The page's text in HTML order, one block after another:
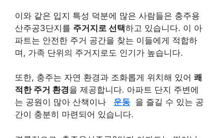
이와 같은 입지 특성 덕분에 많은 사람들은 충주용
산주공3단지를 주거지로 선택하고 있습니다. 이 아
파트는 안전한 주거 공간을 찾는 이들에게 적합하
며, 가족 단위의 주거지로도 인기가 높습니다.
또한, 충주는 자연 환경과 조화롭게 위치해 있어 쾌
적한 주거 환경을 제공합니다. 아파트 단지 주변에
는 공원이 많아 산책이나
운동 을 즐길 수 있는 공
간이 충분히 마련되어 있습니다.